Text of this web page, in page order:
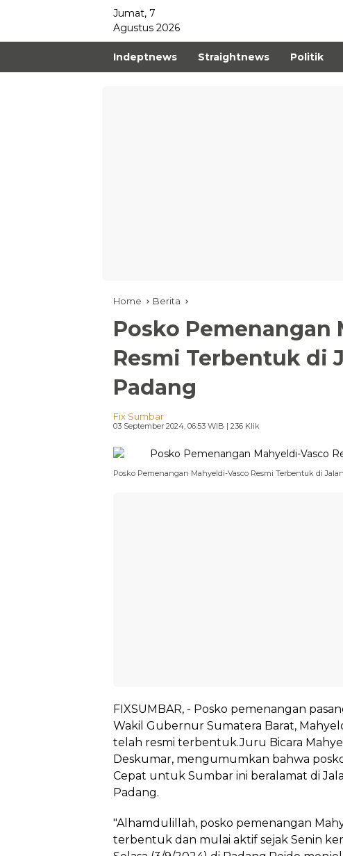
Jumat, 7
Agustus 2026
Indeptnews Straightnews Politik
Home Berita
Posko Pemenangan
Resmi Terbentuk di
Padang
Fix Sumbar
03 September 2024, 06:53 WIB | 236 Klik
Posko Pemenangan Mahyeldi-Vasco Resmi Terbentuk di
FIXSUMBAR, - Posko pemenangan
Wakil Gubernur Sumatera Barat,
telah resmi terbentuk.Juru Bicara
Deskumar, mengumumkan bahwa
Cepat untuk Sumbar ini beralamat di
Padang.
"Alhamdulillah, posko pemenangan
terbentuk dan mulai aktif sejak Senin